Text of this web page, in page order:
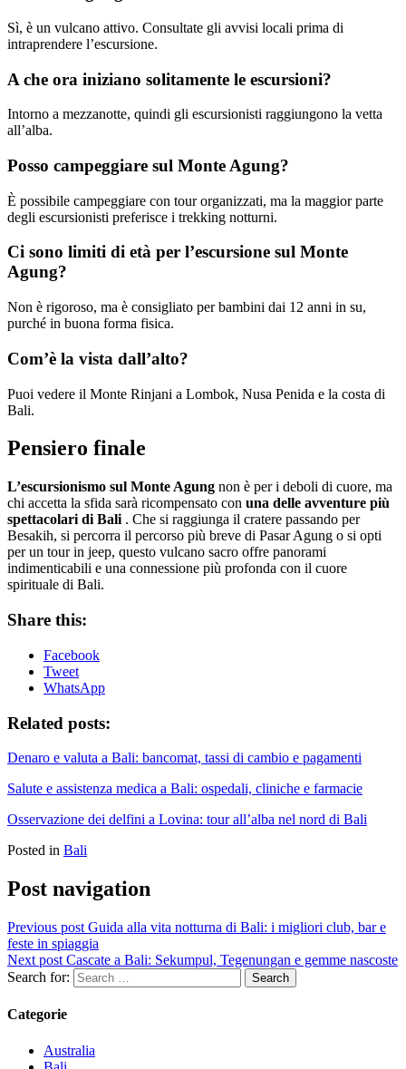
Sì, è un vulcano attivo. Consultate gli avvisi locali prima di
intraprendere l’escursione.
A che ora iniziano solitamente le escursioni?
Intorno a mezzanotte, quindi gli escursionisti raggiungono la vetta
all’alba.
Posso campeggiare sul Monte Agung?
È possibile campeggiare con tour organizzati, ma la maggior parte
degli escursionisti preferisce i trekking notturni.
Ci sono limiti di età per l’escursione sul Monte
Agung?
Non è rigoroso, ma è consigliato per bambini dai 12 anni in su,
purché in buona forma fisica.
Com’è la vista dall’alto?
Puoi vedere il Monte Rinjani a Lombok, Nusa Penida e la costa di
Bali.
Pensiero finale
L’escursionismo sul Monte Agung non è per i deboli di cuore, ma
chi accetta la sfida sarà ricompensato con una delle avventure più
spettacolari di Bali . Che si raggiunga il cratere passando per
Besakih, si percorra il percorso più breve di Pasar Agung o si opti
per un tour in jeep, questo vulcano sacro offre panorami
indimenticabili e una connessione più profonda con il cuore
spirituale di Bali.
Share this:
Facebook
Tweet
WhatsApp
Related posts:
Denaro e valuta a Bali: bancomat, tassi di cambio e pagamenti
Salute e assistenza medica a Bali: ospedali, cliniche e farmacie
Osservazione dei delfini a Lovina: tour all’alba nel nord di Bali
Posted in Bali
Post navigation
Previous post Guida alla vita notturna di Bali: i migliori club, bar e
feste in spiaggia
Next post Cascate a Bali: Sekumpul, Tegenungan e gemme nascoste
Search for:
Categorie
Australia